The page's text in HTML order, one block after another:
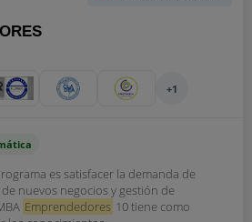
+1
es satisfacer la demanda de
nuevos negocios y gestión de
Emprendedores 10 tiene como